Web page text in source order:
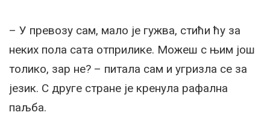
– У превозу сам, мало је гужва, стићи ћу за
неких пола сата отприлике. Можеш с њим још
толико, зар не? – питала сам и угризла се за
језик. С друге стране је кренула рафална
паљба.